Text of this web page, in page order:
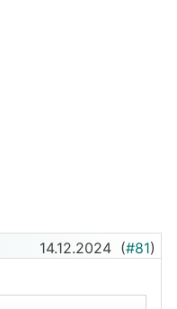
14.12.2024 (#81)